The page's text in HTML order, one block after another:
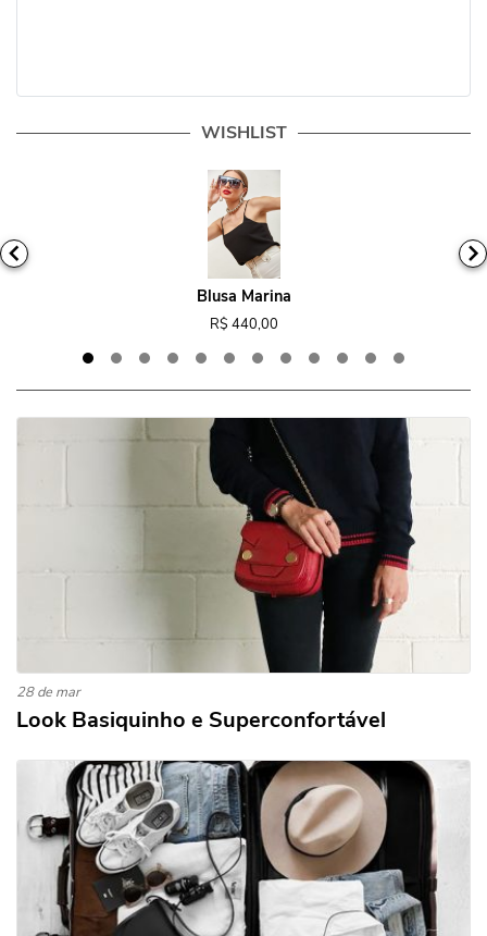
WISHLIST
Blusa Marina
R$ 440,00
28 de mar
Look Basiquinho e Superconfortável